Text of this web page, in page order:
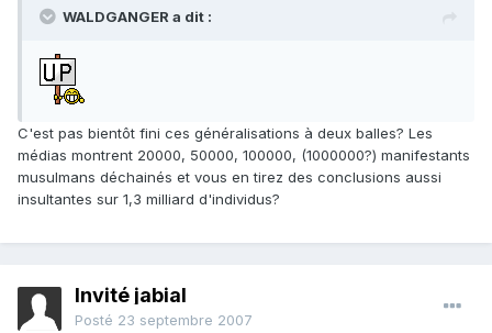
WALDGANGER a dit :
C'est pas bientôt fini ces généralisations à deux balles? Les
médias montrent 20000, 50000, 100000, (1000000?) manifestants
musulmans déchainés et vous en tirez des conclusions aussi
insultantes sur 1,3 milliard d'individus?
Invité jabial
Posté 23 septembre 2007